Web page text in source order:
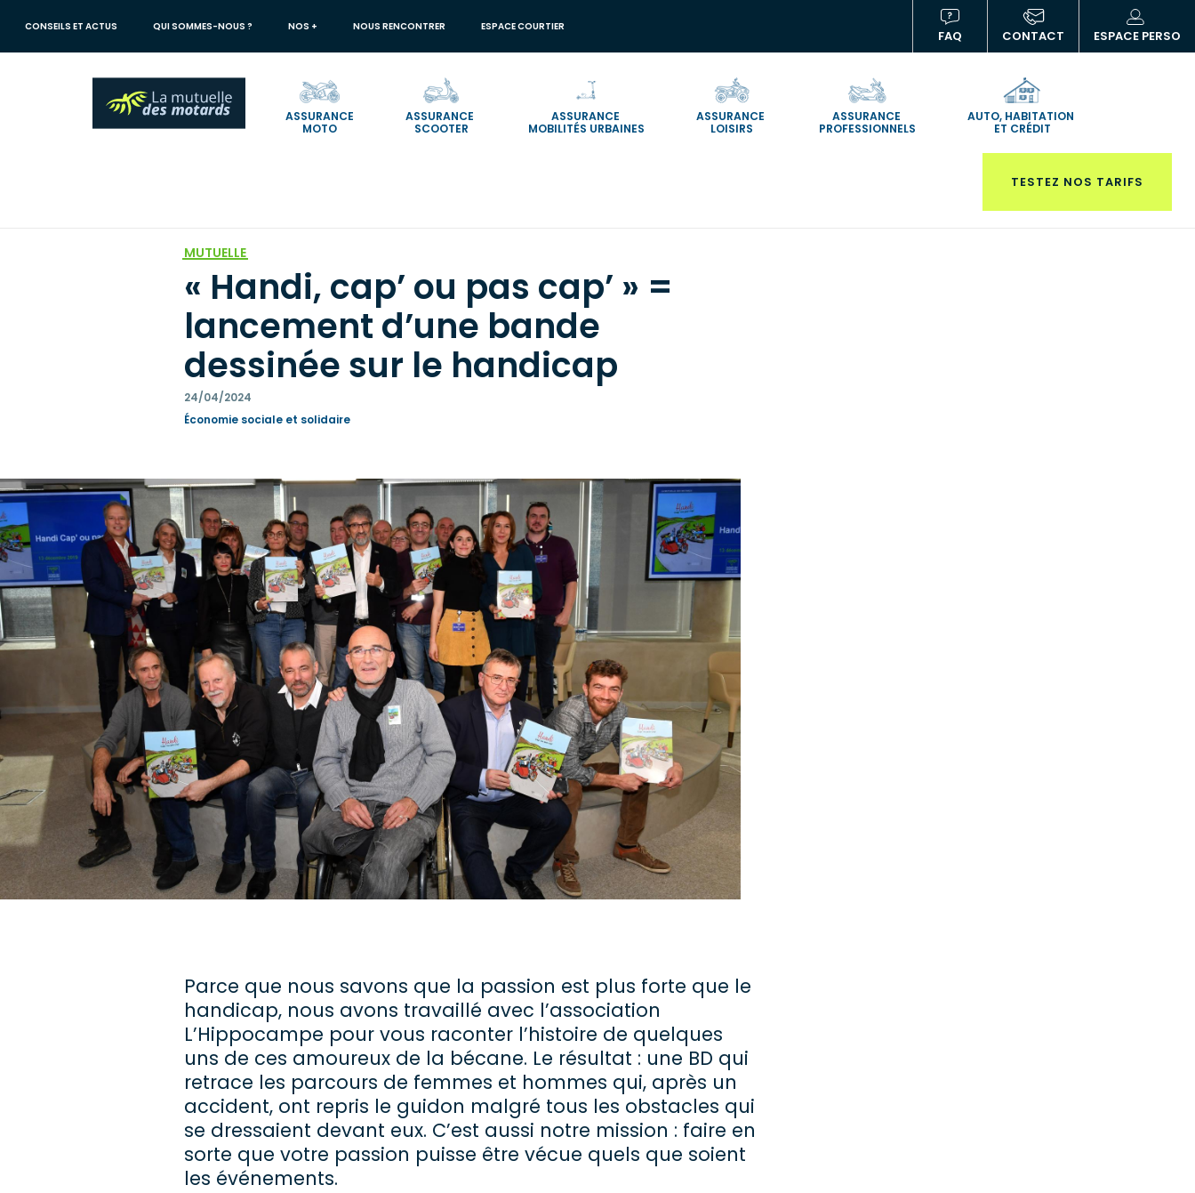
principal
CONSEILS ET ACTUS QUI SOMMES-NOUS ? NOS + NOUS RENCONTRER ESPACE COURTIER
FAQ (NOUVELLE
FENÊTRE)
CONTACT ESPACE PERSO
ASSURANCE
MOTO
ASSURANCE
SCOOTER
ASSURANCE
MOBILITÉS URBAINES
ASSURANCE
LOISIRS
ASSURANCE
PROFESSIONNELS
AUTO, HABITATION
ET CRÉDIT
TESTEZ NOS TARIFS
MUTUELLE
« Handi, cap’ ou pas cap’ » =
lancement d’une bande
dessinée sur le handicap
24/04/2024
Économie sociale et solidaire
Parce que nous savons que la passion est plus forte que le
handicap, nous avons travaillé avec l’association
L’Hippocampe pour vous raconter l’histoire de quelques
uns de ces amoureux de la bécane. Le résultat : une BD qui
retrace les parcours de femmes et hommes qui, après un
accident, ont repris le guidon malgré tous les obstacles qui
se dressaient devant eux. C’est aussi notre mission : faire en
sorte que votre passion puisse être vécue quels que soient
les événements.